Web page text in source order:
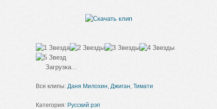
Загрузка...
Все клипы: Даня Милохин Джиган Тимати
Категория: Русский рэп